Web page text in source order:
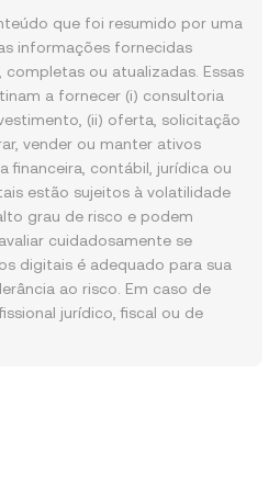
que foi resumido por uma
informações fornecidas
ou atualizadas. Essas
a fornecer (i) consultoria
(ii) oferta, solicitação
vender ou manter ativos
financeira, contábil, jurídica ou
estão sujeitos à volatilidade
grau de risco e podem
cuidadosamente se
digitais é adequado para sua
ao risco. Em caso de
jurídico, fiscal ou de